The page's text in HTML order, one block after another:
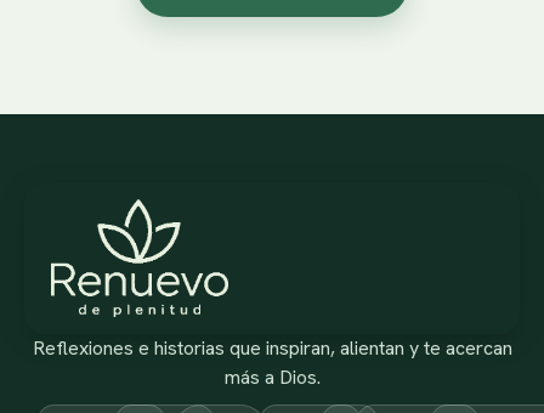
Reflexiones e historias que inspiran, alientan y te acercan
más a Dios.